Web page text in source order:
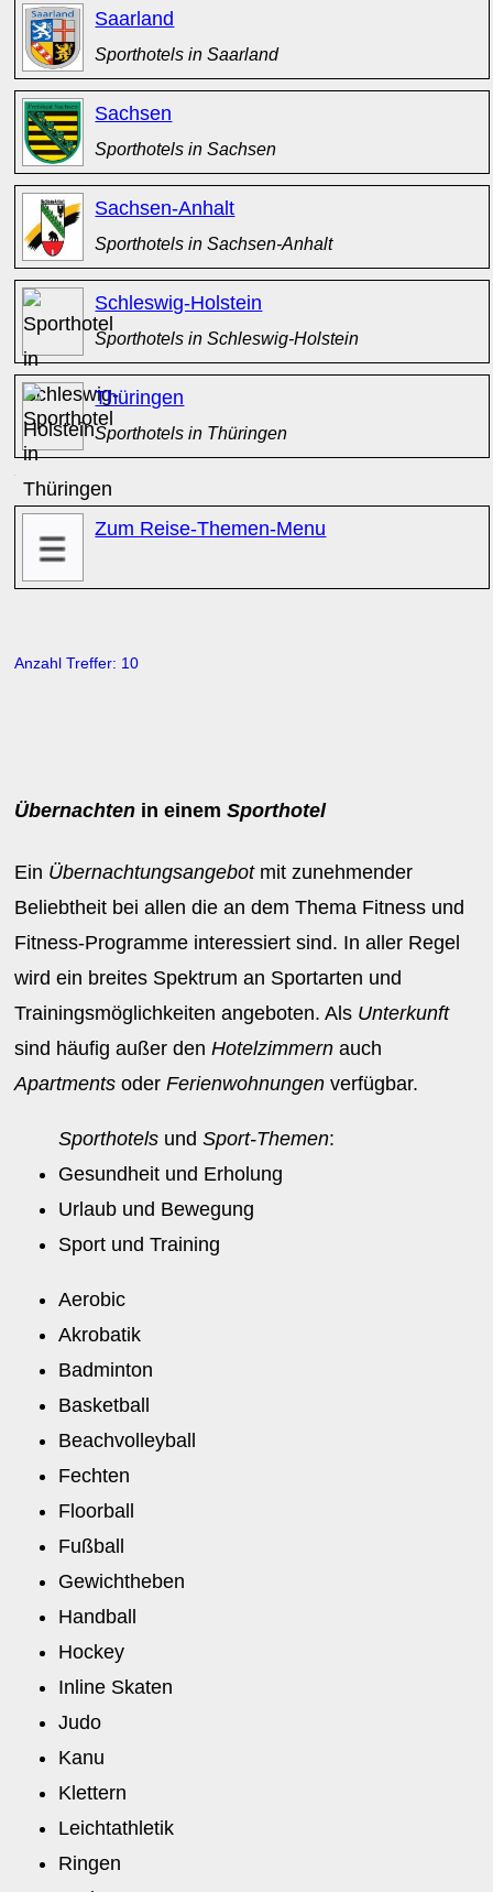
Saarland
Sporthotels in Saarland
Sachsen
Sporthotels in Sachsen
Sachsen-Anhalt
Sporthotels in Sachsen-Anhalt
Schleswig-Holstein
Sporthotels in Schleswig-Holstein
Thüringen
Sporthotels in Thüringen
Zum Reise-Themen-Menu
Anzahl Treffer: 10
Übernachten in einemSporthotel
Ein Übernachtungsangebotmit zunehmender
Beliebtheit bei allen die an dem Thema Fitness und
Fitness-Programme interessiert sind. In aller Regel
wird ein breites Spektrum an Sportarten und
Trainingsmöglichkeiten angeboten. Als Unterkunft
sind häufig außer denHotelzimmern auch
Apartments oderFerienwohnungen verfügbar.
Sporthotels undSport-Themen:
Gesundheit und Erholung
Urlaub und Bewegung
Sport und Training
Aerobic
Akrobatik
Badminton
Basketball
Beachvolleyball
Fechten
Floorball
Fußball
Gewichtheben
Handball
Hockey
Inline Skaten
Judo
Kanu
Klettern
Leichtathletik
Ringen